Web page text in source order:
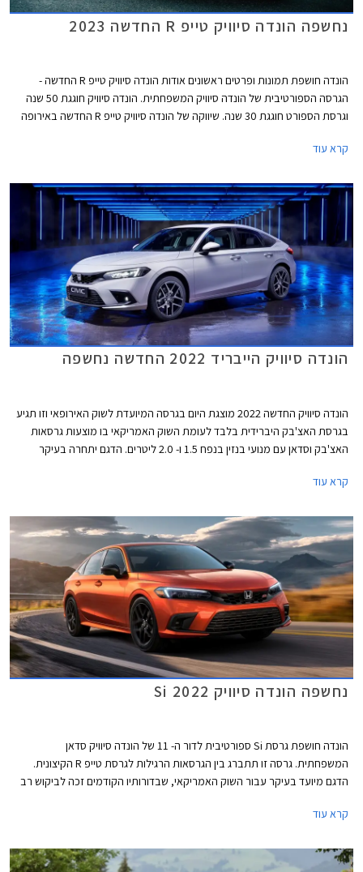
נחשפה הונדה סיוויק טייפ R החדשה 2023
הונדה חושפת תמונות ופרטים ראשונים אודות הונדה סיוויק טייפ R החדשה -
הגרסה הספורטיבית של הונדה סיוויק המשפחתית. הונדה סיוויק חוגגת 50 שנה
וגרסת הספורט חוגגת 30 שנה. שיווקה של הונדה סיוויק טייפ R החדשה באירופה
קרא עוד
הונדה סיוויק הייבריד 2022 החדשה נחשפה
הונדה סיוויק החדשה 2022 מוצגת היום בגרסה המיועדת לשוק האירופאי וזו תגיע
בגרסת האצ'בק היברידית בלבד לעומת השוק האמריקאי בו מוצעות גרסאות
האצ'בק וסדאן עם מנועי בנזין בנפח 1.5 ו- 2.0 ליטרים. הדגם יתחרה בעיקר
הייבריד תהיה יקרה יותר בהתאם.
קרא עוד
נחשפה הונדה סיוויק Si 2022
הונדה חושפת גרסת Si ספורטיבית לדור ה- 11 של הונדה סיוויק סדאן
המשפחתית. גרסה זו תתברג בין הגרסאות הרגילות לגרסת טייפ R הקיצונית.
הדגם מיועד בעיקר עבור השוק האמריקאי, שבדורותיו הקודמים זכה לביקוש רב
קרא עוד